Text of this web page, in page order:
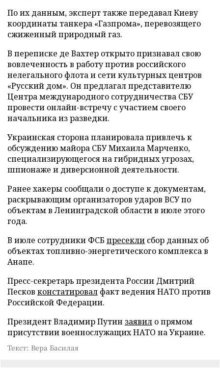
По их данным, эксперт также передавал Киеву
координаты танкера «Газпрома», перевозящего
сжиженный природный газ.
В переписке де Вахтер открыто признавал свою
вовлеченность в работу против российского
нелегального флота и сети культурных центров
«Русский дом». Он предлагал представителю
Центра международного сотрудничества СБУ
провести онлайн-встречу с участием своего
начальника из разведки.
Украинская сторона планировала привлечь к
обсуждению майора СБУ Михаила Марченко,
специализирующегося на гибридных угрозах,
шпионаже и диверсионной деятельности.
Ранее хакеры сообщали о доступе к документам,
раскрывающим организаторов ударов ВСУ по
объектам в Ленинградской области в июле этого
года.
В июле сотрудники ФСБ пресекли сбор данных об
объектах топливно-энергетического комплекса в
Анапе.
Пресс-секретарь президента России Дмитрий
Песков констатировал факт ведения НАТО против
Российской Федерации.
Президент Владимир Путин заявил о прямом
присутствии военнослужащих НАТО на Украине.
Текст: Вера Басилая